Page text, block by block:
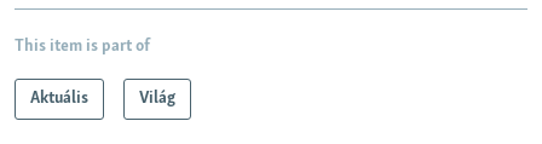
This item is part of
Aktuális Világ